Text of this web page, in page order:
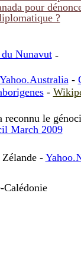
pour
?
Nunavut-
Yahoo.Australia-
-
reconnu le
March 2009
-
Calédonie